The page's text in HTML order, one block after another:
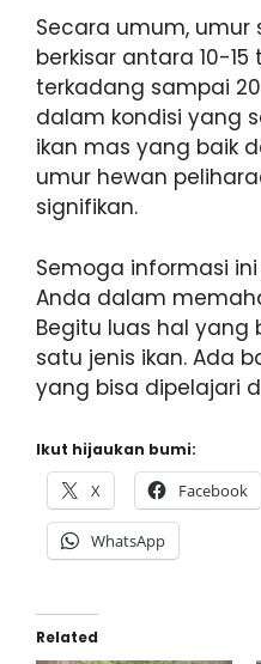
Secara umum, umur
berkisar antara 10-
terkadang sampai
dalam kondisi yang
ikan mas yang baik
umur hewan
signifikan.
Semoga informasi
Anda dalam
Begitu luas hal yang
satu jenis ikan. Ada
yang bisa dipelajari
Ikut hijaukan bumi:
X Facebook
WhatsApp
Related